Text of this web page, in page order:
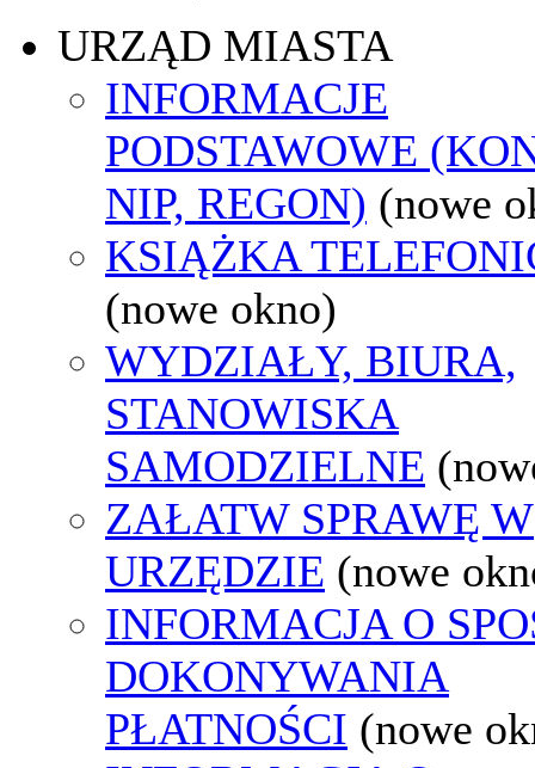
URZĄD MIASTA
INFORMACJE
PODSTAWOWE
NIP, REGON) (nowe
KSIĄŻKA
(nowe okno)
WYDZIAŁY, BIURA,
STANOWISKA
SAMODZIELNE
ZAŁATW SPRAWĘ W
URZĘDZIE (nowe
INFORMACJA O
DOKONYWANIA
PŁATNOŚCI (nowe